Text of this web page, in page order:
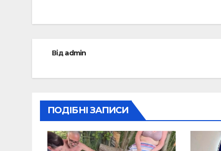
Відadmin
ПОДІБНІ ЗАПИСИ